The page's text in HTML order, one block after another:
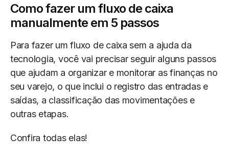
Como fazer um fluxo de caixa
manualmente em 5 passos
Para fazer um fluxo de caixa sem a ajuda da
tecnologia, você vai precisar seguir alguns passos
que ajudam a organizar e monitorar as finanças no
seu varejo, o que inclui o registro das entradas e
saídas, a classificação das movimentações e
outras etapas.
Confira todas elas!